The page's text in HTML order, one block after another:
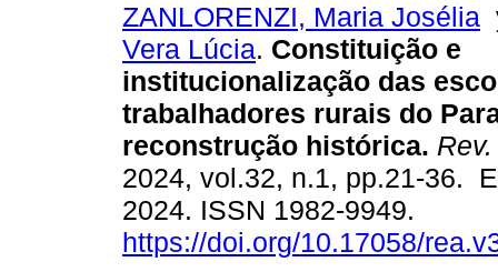
ZANLORENZI, Maria Josélia
Vera Lúcia. Constituição e
institucionalização das
trabalhadores rurais do
reconstrução histórica.
2024, vol.32, n.1, pp.21-36.
2024. ISSN 1982-9949.
https://doi.org/10.17058/